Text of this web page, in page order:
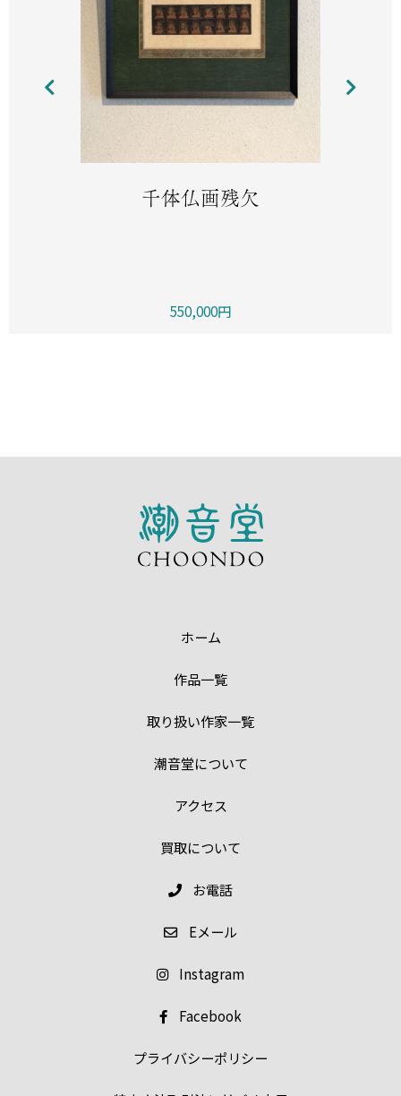
千体仏画残欠
550,000円
ホーム
作品一覧
取り扱い作家一覧
潮音堂について
アクセス
買取について
お電話
Eメール
Instagram
Facebook
プライバシーポリシー